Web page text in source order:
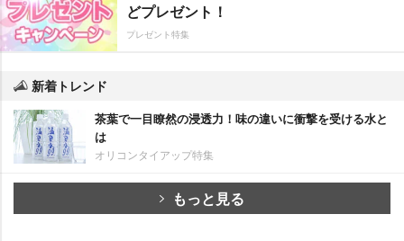
どプレゼント！
プレゼント特集
新着トレンド
茶葉で一目瞭然の浸透力！味の違いに衝撃を受ける水と
は
オリコンタイアップ特集
もっと見る